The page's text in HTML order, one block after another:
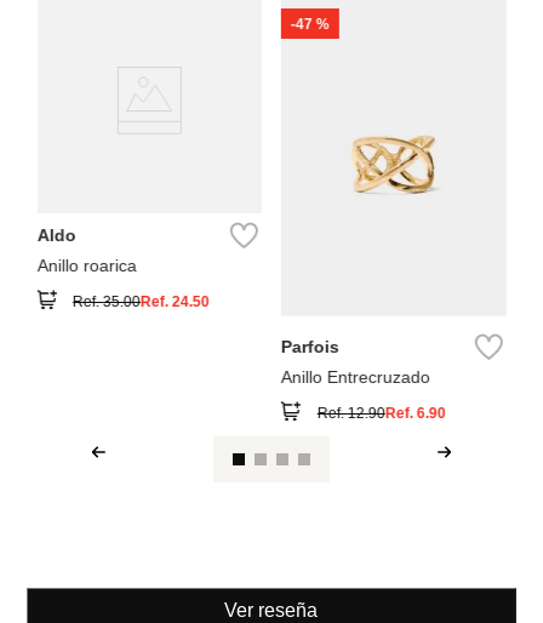
roarica
35.00 Ref.24.50
Anillo Entrecruzado
12.90 Ref.6.90
Ver reseña